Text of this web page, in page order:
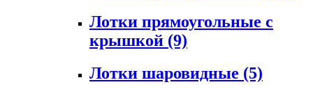
Лотки прямоугольные с
крышкой (9)
Лотки шаровидные (5)